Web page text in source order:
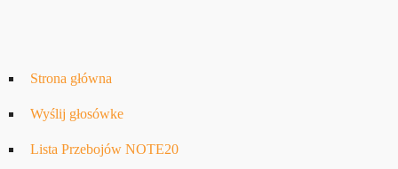
Strona główna
Wyślij głosówke
Lista Przebojów NOTE20